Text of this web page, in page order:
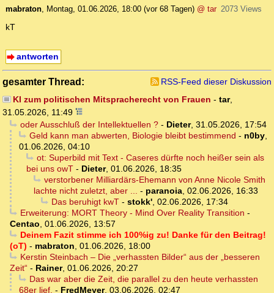
mabraton, Montag, 01.06.2026, 18:00 (vor 68 Tagen) @ tar 2073 Views
kT
antworten
gesamter Thread:
RSS-Feed dieser Diskussion
KI zum politischen Mitspracherecht von Frauen - tar,
31.05.2026, 11:49
oder Ausschluß der Intellektuellen ?- Dieter, 31.05.2026, 17:54
Geld kann man abwerten, Biologie bleibt bestimmend - n0by,
01.06.2026, 04:10
ot: Superbild mit Text - Caseres dürfte noch heißer sein als
bei uns owT - Dieter, 01.06.2026, 18:35
verstorbener Milliardärs-Ehemann von Anne Nicole Smith
lachte nicht zuletzt, aber ... - paranoia, 02.06.2026, 16:33
Das beruhigt kwT- stokk', 02.06.2026, 17:34
Erweiterung: MORT Theory - Mind Over Reality Transition -
Centao, 01.06.2026, 13:57
Deinem Fazit stimme ich 100%ig zu! Danke für den Beitrag!
(oT) - mabraton, 01.06.2026, 18:00
Kerstin Steinbach – Die „verhassten Bilder“ aus der „besseren
Zeit“ - Rainer, 01.06.2026, 20:27
Das war aber die Zeit, die parallel zu den heute verhassten
68er lief. - FredMeyer, 03.06.2026, 02:47